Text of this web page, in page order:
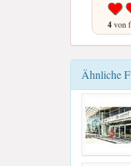
4von
Ähnliche